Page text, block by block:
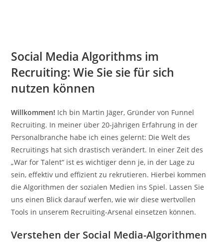
Social Media Algorithms im
Recruiting: Wie Sie sie für sich
nutzen können
Willkommen! Ich bin Martin Jäger, Gründer von Funnel
Recruiting. In meiner über 20-jährigen Erfahrung in der
Personalbranche habe ich eines gelernt: Die Welt des
Recruitings hat sich drastisch verändert. In einer Zeit des
„War for Talent“ ist es wichtiger denn je, in der Lage zu
sein, effektiv und effizient zu rekrutieren. Hierbei kommen
die Algorithmen der sozialen Medien ins Spiel. Lassen Sie
uns einen Blick darauf werfen, wie wir diese wertvollen
Tools in unserem Recruiting-Arsenal einsetzen können.
Verstehen der Social Media-Algorithmen